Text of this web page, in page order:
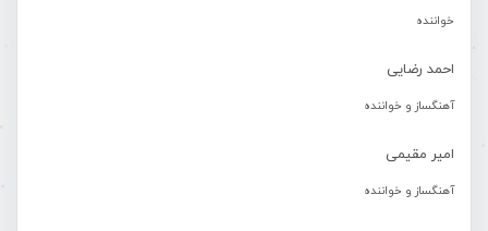
خواننده
احمد رضایی
آهنگساز و خواننده
امیر مقیمی
آهنگساز و خواننده